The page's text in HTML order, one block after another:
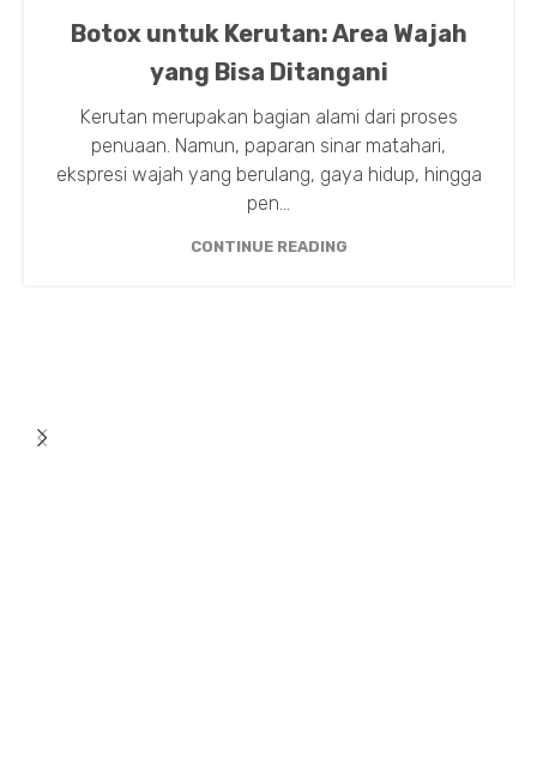
Botox untuk Kerutan: Area Wajah
yang Bisa Ditangani
Kerutan merupakan bagian alami dari proses
penuaan. Namun, paparan sinar matahari,
ekspresi wajah yang berulang, gaya hidup, hingga
pen...
CONTINUE READING